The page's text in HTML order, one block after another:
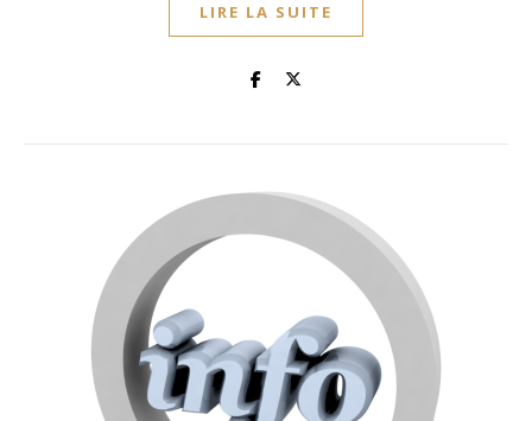
LIRE LA SUITE